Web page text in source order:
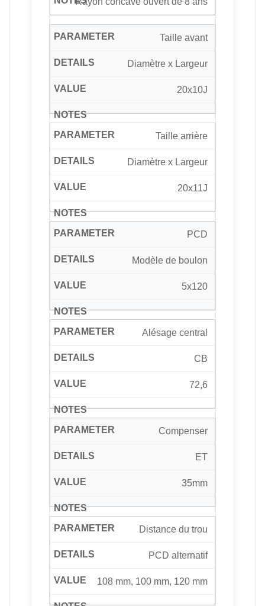
Taille avant
Diamètre x Largeur
20x10J
Taille arrière
Diamètre x Largeur
20x11J
PCD
Modèle de boulon
5x120
Alésage central
CB
72,6
Compenser
ET
35mm
Distance du trou
PCD alternatif
108 mm, 100 mm, 120 mm